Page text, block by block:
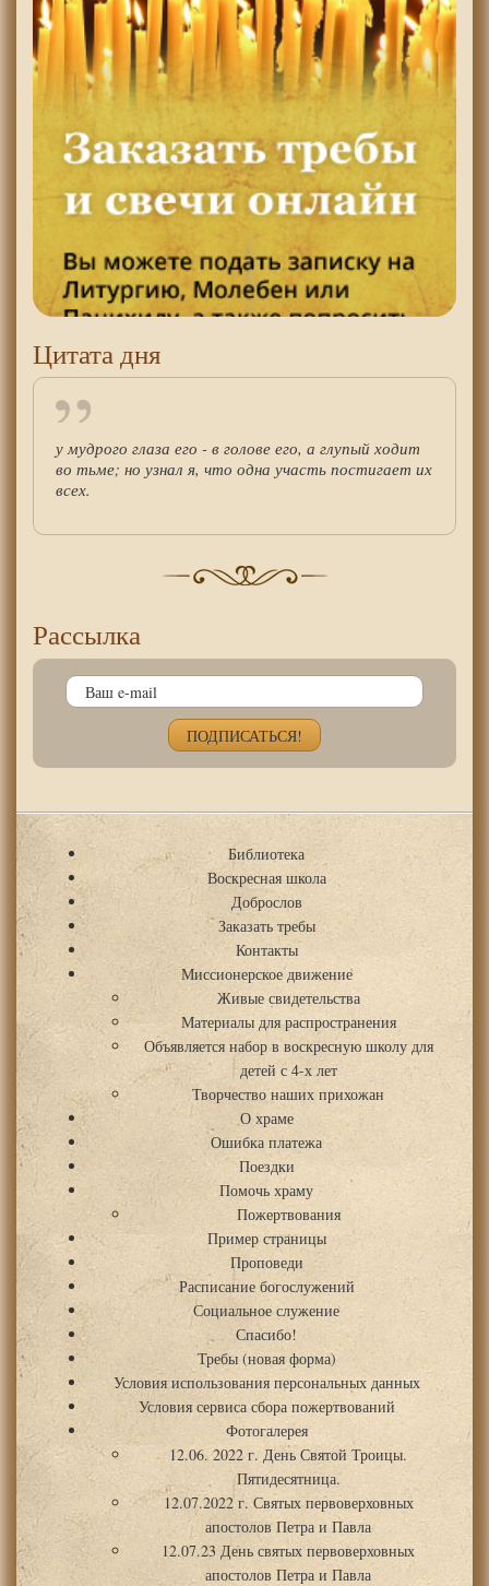
Цитата дня
у мудрого глаза его - в голове его, а глупый ходит
во тьме; но узнал я, что одна участь постигает их
всех.
Рассылка
Библиотека
Воскресная школа
Доброслов
Заказать требы
Контакты
Миссионерское движение
Живые свидетельства
Материалы для распространения
Объявляется набор в воскресную школу для
детей с 4-х лет
Творчество наших прихожан
О храме
Ошибка платежа
Поездки
Помочь храму
Пожертвования
Пример страницы
Проповеди
Расписание богослужений
Социальное служение
Спасибо!
Требы (новая форма)
Условия использования персональных данных
Условия сервиса сбора пожертвований
Фотогалерея
12.06. 2022 г. День Святой Троицы.
Пятидесятница.
12.07.2022 г. Святых первоверховных
апостолов Петра и Павла
12.07.23 День святых первоверховных
апостолов Петра и Павла